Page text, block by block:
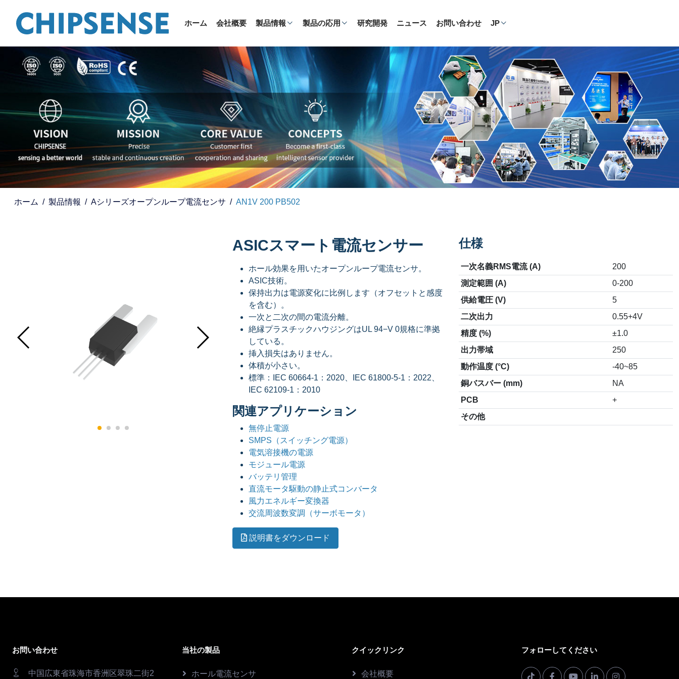
ホーム 会社概要 製品情報 製品の応用 研究開発 ニュース お問い合わせ JP
ホーム 製品情報 Aシリーズオープンループ電流センサ AN1V 200 PB502
ASICスマート電流センサー
ホール効果を用いたオープンループ電流センサ。
ASIC技術。
保持出力は電源変化に比例します（オフセットと感度
を含む）。
一次と二次の間の電流分離。
絶縁プラスチックハウジングはUL 94−V 0規格に準拠
している。
挿入損失はありません。
体積が小さい。
標準：IEC 60664-1：2020、IEC 61800-5-1：2022、
IEC 62109-1：2010
関連アプリケーション
無停止電源
SMPS（スイッチング電源）
電気溶接機の電源
モジュール電源
バッテリ管理
直流モータ駆動の静止式コンバータ
風力エネルギー変換器
交流周波数変調（サーボモータ）
説明書をダウンロード
仕様
一次名義RMS電流 (A)
200
測定範囲 (A)
0-200
供給電圧 (V)
5
二次出力
0.55+4V
精度 (%)
±1.0
出力帯域
250
動作温度 (°C)
-40~85
銅バスバー (mm)
NA
PCB
+
その他
お問い合わせ
中国広東省珠海市香洲区翠珠二街2
当社の製品
ホール電流センサ
クイックリンク
会社概要
フォローしてください